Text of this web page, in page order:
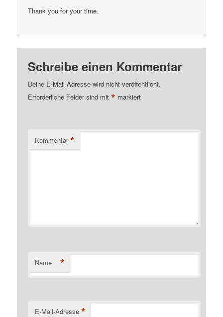
Thank you for your time.
Schreibe einen Kommentar
Deine E-Mail-Adresse wird nicht veröffentlicht.
Erforderliche Felder sind mit* markiert
Kommentar *
Name *
E-Mail-Adresse *